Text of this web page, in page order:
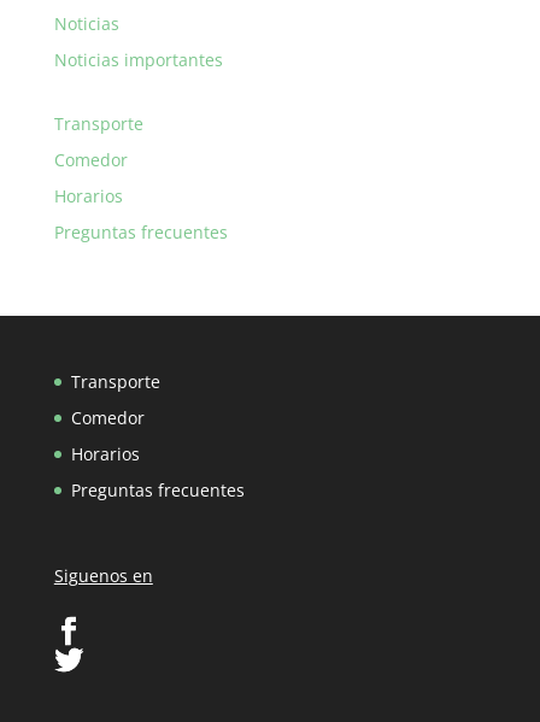
Noticias
Noticias importantes
Transporte
Comedor
Horarios
Preguntas frecuentes
Transporte
Comedor
Horarios
Preguntas frecuentes
Siguenos en